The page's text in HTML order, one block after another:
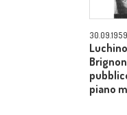
30.09.1959
piano